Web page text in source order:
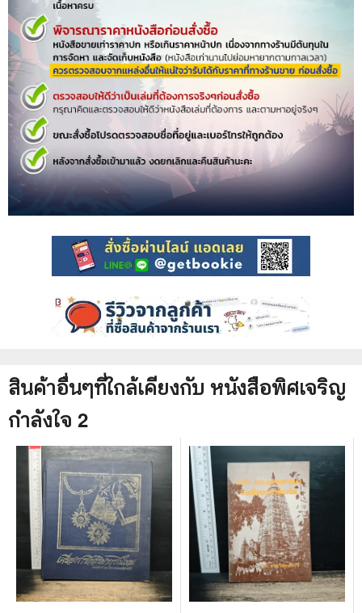
สินค้าอื่นๆที่ใกล้เคียงกับ หนังสือพิศเจริญ
กำลังใจ 2